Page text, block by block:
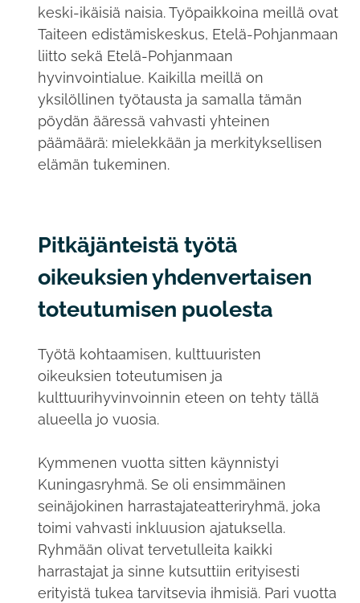
keski-ikäisiä naisia. Työpaikkoina meillä ovat
Taiteen edistämiskeskus, Etelä-Pohjanmaan
liitto sekä Etelä-Pohjanmaan
hyvinvointialue. Kaikilla meillä on
yksilöllinen työtausta ja samalla tämän
pöydän ääressä vahvasti yhteinen
päämäärä: mielekkään ja merkityksellisen
elämän tukeminen.
Pitkäjänteistä työtä
oikeuksien yhdenvertaisen
toteutumisen puolesta
Työtä kohtaamisen, kulttuuristen
oikeuksien toteutumisen ja
kulttuurihyvinvoinnin eteen on tehty tällä
alueella jo vuosia.
Kymmenen vuotta sitten käynnistyi
Kuningasryhmä. Se oli ensimmäinen
seinäjokinen harrastajateatteriryhmä, joka
toimi vahvasti inkluusion ajatuksella.
Ryhmään olivat tervetulleita kaikki
harrastajat ja sinne kutsuttiin erityisesti
erityistä tukea tarvitsevia ihmisiä. Pari vuotta